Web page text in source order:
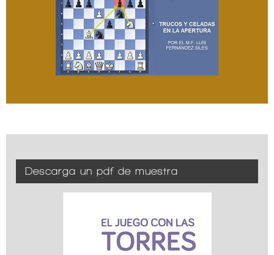
Descarga un pdf de muestra